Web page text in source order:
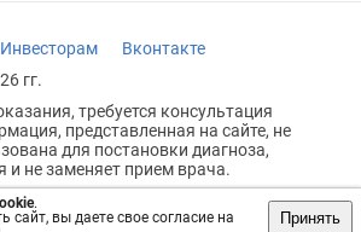
.
сайт, вы даете свое согласие на
Принять
Инвесторам
Вконтакте
гг.
требуется консультация
представленная на сайте, не
для постановки диагноза,
и не заменяет прием врача.
18+